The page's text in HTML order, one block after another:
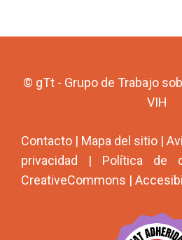
© gTt - Grupo de Trabajo
VIH
Contacto | Mapa del sitio |
privacidad | Política de
CreativeCommons |